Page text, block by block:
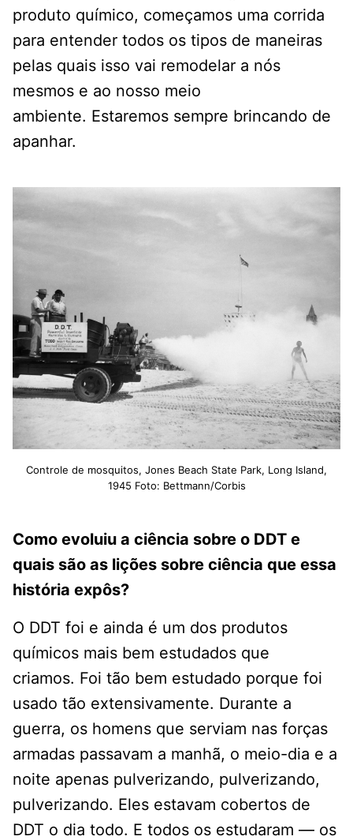
produto químico, começamos uma corrida
para entender todos os tipos de maneiras
pelas quais isso vai remodelar a nós
mesmos e ao nosso meio
ambiente. Estaremos sempre brincando de
apanhar.
Controle de mosquitos, Jones Beach State Park, Long Island,
1945 Foto: Bettmann/Corbis
Como evoluiu a ciência sobre o DDT e
quais são as lições sobre ciência que essa
história expôs?
O DDT foi e ainda é um dos produtos
químicos mais bem estudados que
criamos. Foi tão bem estudado porque foi
usado tão extensivamente. Durante a
guerra, os homens que serviam nas forças
armadas passavam a manhã, o meio-dia e a
noite apenas pulverizando, pulverizando,
pulverizando. Eles estavam cobertos de
DDT o dia todo. E todos os estudaram — os